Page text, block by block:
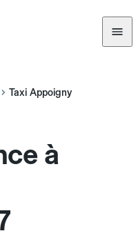
Taxi Appoigny
à